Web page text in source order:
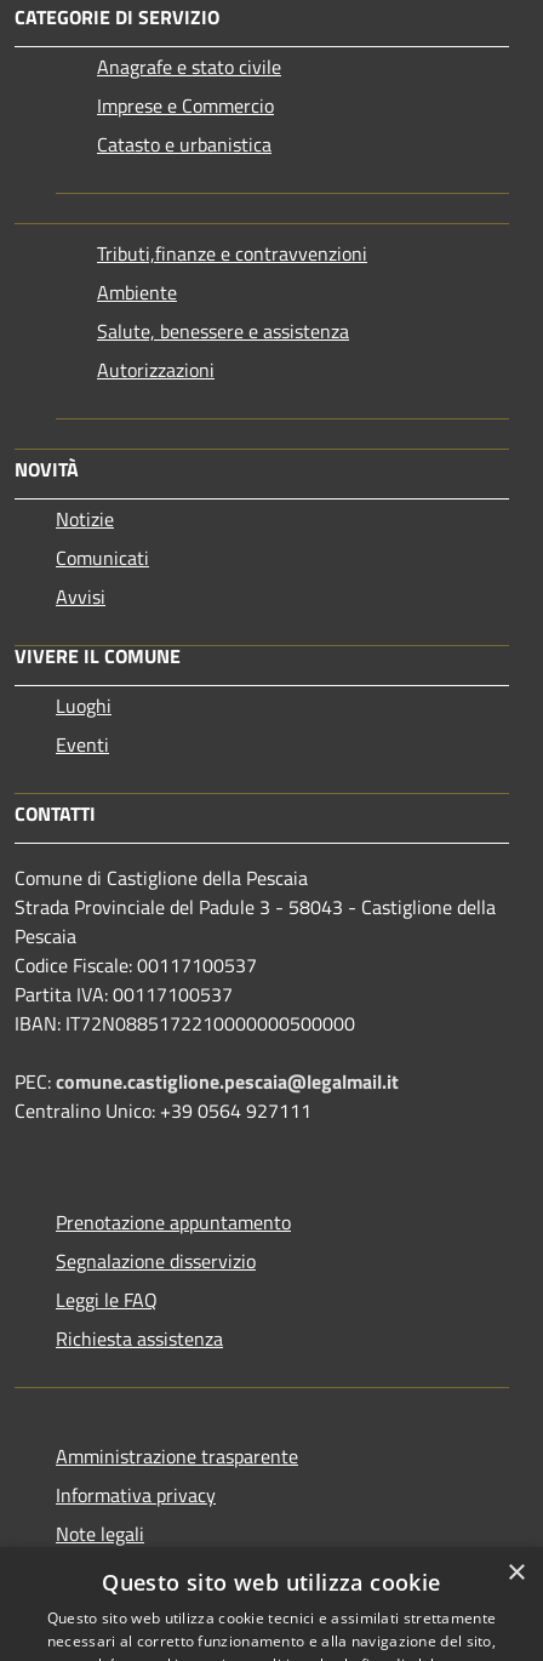
CATEGORIE DI SERVIZIO
Anagrafe e stato civile
Imprese e Commercio
Catasto e urbanistica
Tributi,finanze e contravvenzioni
Ambiente
Salute, benessere e assistenza
Autorizzazioni
NOVITÀ
Notizie
Comunicati
Avvisi
VIVERE IL COMUNE
Luoghi
Eventi
CONTATTI
Comune di Castiglione della Pescaia
Strada Provinciale del Padule 3 - 58043 - Castiglione della
Pescaia
Codice Fiscale: 00117100537
Partita IVA: 00117100537
IBAN: IT72N0885172210000000500000
PEC:comune.castiglione.pescaia@legalmail.it
Centralino Unico: +39 0564 927111
Prenotazione appuntamento
Segnalazione disservizio
Leggi le FAQ
Richiesta assistenza
Amministrazione trasparente
Informativa privacy
Note legali
Dichiarazione di accessibilità
×
Questo sito web utilizza cookie
Questo sito web utilizza cookie tecnici e assimilati strettamente
necessari al corretto funzionamento e alla navigazione del sito,